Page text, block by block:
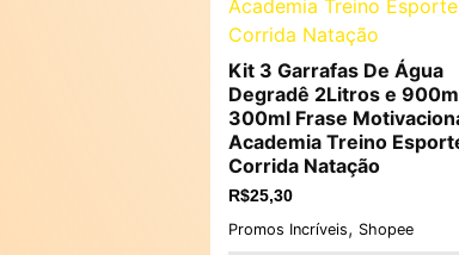
Kit 3 Garrafas De Água
Degradê 2Litros e
300ml Frase
Academia Treino
Corrida Natação
R$25,30
Promos Incríveis, Shopee